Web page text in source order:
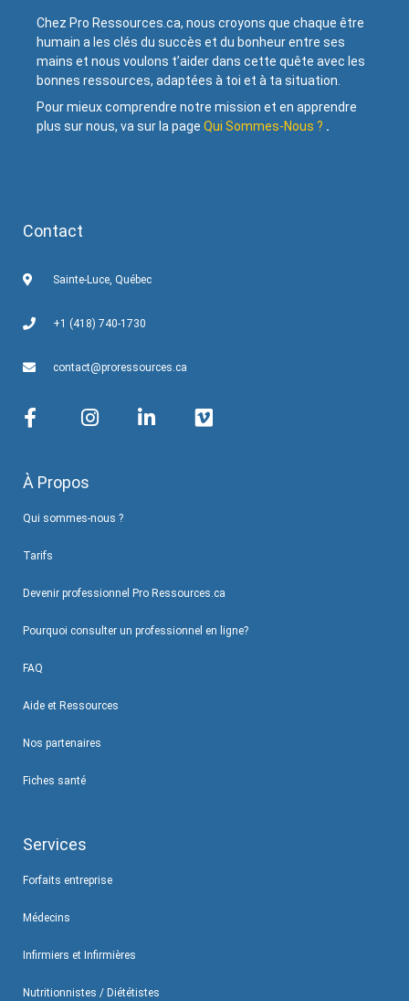
Chez Pro Ressources.ca, nous croyons que chaque être
humain a les clés du succès et du bonheur entre ses
mains et nous voulons t’aider dans cette quête avec les
bonnes ressources, adaptées à toi et à ta situation.
Pour mieux comprendre notre mission et en apprendre
plus sur nous, va sur la page Qui Sommes-Nous ? .
Contact
Sainte-Luce, Québec
+1 (418) 740-1730
contact@proressources.ca
À Propos
Qui sommes-nous ?
Tarifs
Devenir professionnel Pro Ressources.ca
Pourquoi consulter un professionnel en ligne?
FAQ
Aide et Ressources
Nos partenaires
Fiches santé
Services
Forfaits entreprise
Médecins
Infirmiers et Infirmières
Nutritionnistes / Diététistes